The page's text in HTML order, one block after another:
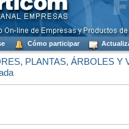
Cómo participar
PLANTAS, ÁRBOLES Y